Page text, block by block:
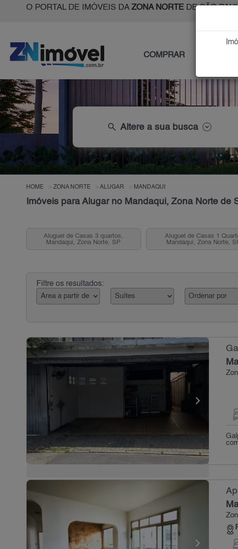
O PORTAL DE IMÓVEIS DA ZONA NORTEDE SÃO
COMPRAR
search Altere a sua busca
HOME ZONA NORTE ALUGAR MANDAQUI
Imóveis para Alugar no Mandaqui, Zona Norte de
Aluguel de Casas 3 quartos,
Mandaqui, Zona Norte, SP
Aluguel de Casas 1
Mandaqui, Zona Norte,
Filtre os resultados: